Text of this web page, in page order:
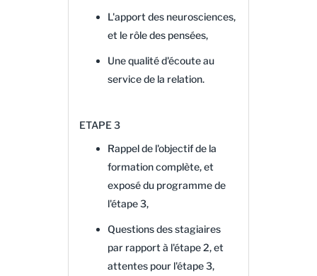
L'apport des neurosciences,
et le rôle des pensées,
Une qualité d'écoute au
service de la relation.
ETAPE 3
Rappel de l'objectif de la
formation complète, et
exposé du programme de
l'étape 3,
Questions des stagiaires
par rapport à l'étape 2, et
attentes pour l'étape 3,